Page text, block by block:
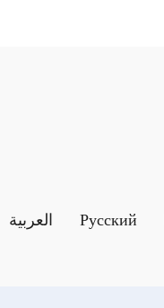
العربية Русский